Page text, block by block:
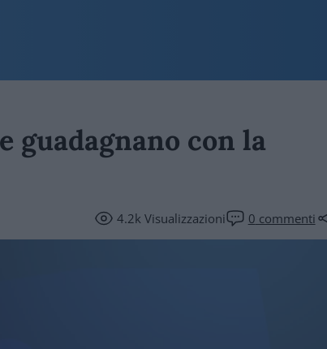
guadagnano con la
4.2kVisualizzazioni 0 commenti